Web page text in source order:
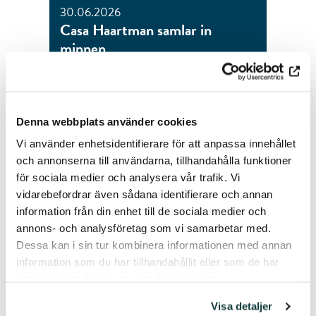
Denna webbplats använder cookies
Vi använder enhetsidentifierare för att anpassa innehållet
och annonserna till användarna, tillhandahålla funktioner
för sociala medier och analysera vår trafik. Vi
vidarebefordrar även sådana identifierare och annan
information från din enhet till de sociala medier och
annons- och analysföretag som vi samarbetar med.
Dessa kan i sin tur kombinera informationen med annan
information som du har tillhandahållit eller som de har
Visa detaljer
30.06.2026
Casa Haartman samlar in
minnen